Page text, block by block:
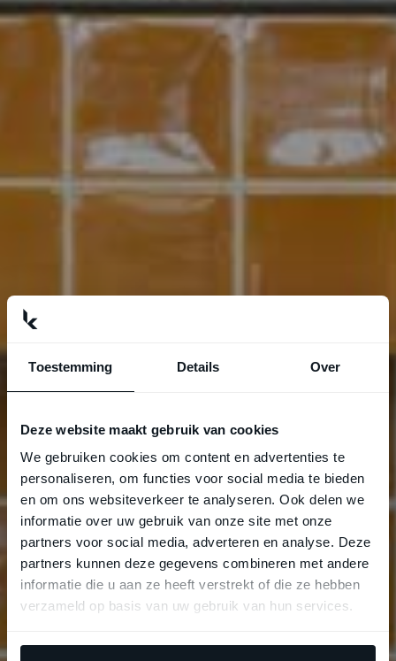
Toestemming Details Over
Deze website maakt gebruik van cookies
We gebruiken cookies om content en advertenties te
personaliseren, om functies voor social media te bieden
en om ons websiteverkeer te analyseren. Ook delen we
informatie over uw gebruik van onze site met onze
partners voor social media, adverteren en analyse. Deze
partners kunnen deze gegevens combineren met andere
informatie die u aan ze heeft verstrekt of die ze hebben
verzameld op basis van uw gebruik van hun services.